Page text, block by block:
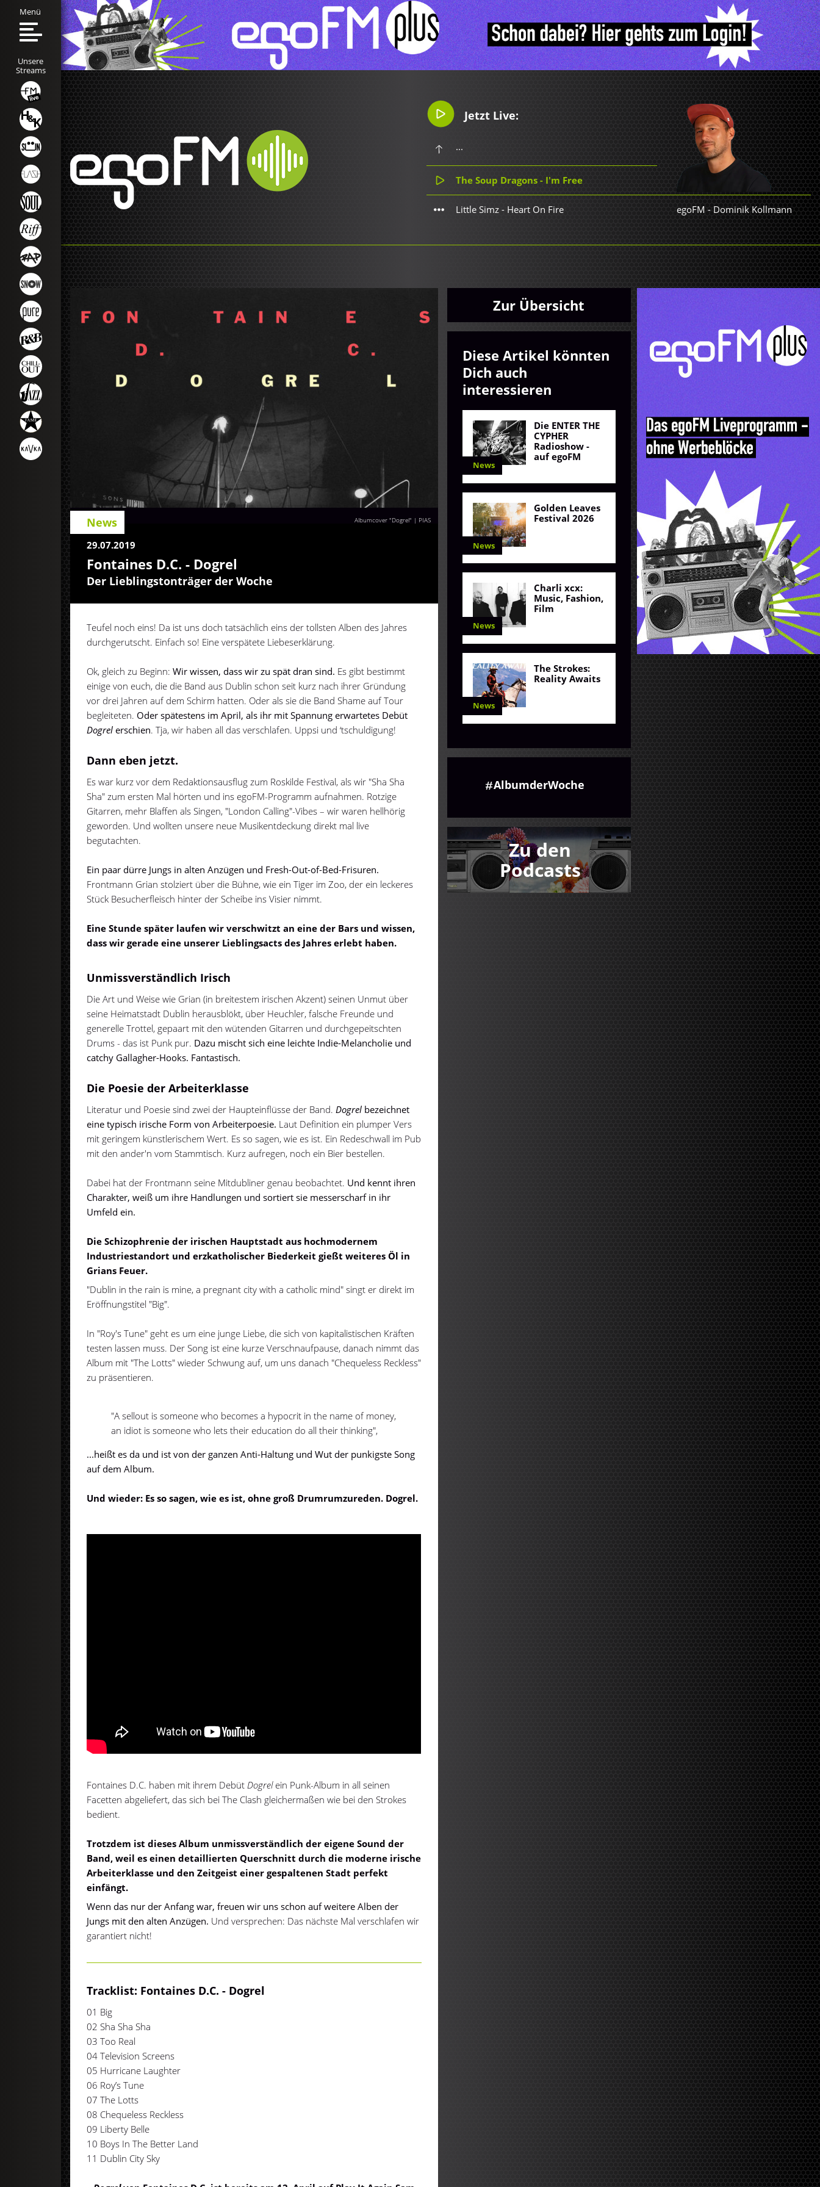
Jetzt Live:
...
The Soup Dragons - I'm Free
Little Simz - Heart On Fire egoFM - Dominik Kollmann
Menü
Unsere
Streams
Albumcover "Dogrel" | PIAS
News
29.07.2019
Fontaines D.C. - Dogrel
Der Lieblingstonträger der Woche
Teufel noch eins! Da ist uns doch tatsächlich eins der tollsten Alben des Jahres
durchgerutscht. Einfach so! Eine verspätete Liebeserklärung.
Ok, gleich zu Beginn:Wir wissen, dass wir zu spät dran sind. Es gibt bestimmt
einige von euch, die die Band aus Dublin schon seit kurz nach ihrer Gründung
vor drei Jahren auf dem Schirm hatten. Oder als sie die Band Shame auf Tour
begleiteten. Oder spätestens im April, als ihr mit Spannung erwartetes Debüt
Dogrel erschien. Tja, wir haben all das verschlafen. Uppsi und ‘tschuldigung!
Dann eben jetzt.
Es war kurz vor dem Redaktionsausflug zum Roskilde Festival, als wir "Sha Sha
Sha" zum ersten Mal hörten und ins egoFM-Programm aufnahmen. Rotzige
Gitarren, mehr Blaffen als Singen, "London Calling"-Vibes – wir waren hellhörig
geworden. Und wollten unsere neue Musikentdeckung direkt mal live
begutachten.
Ein paar dürre Jungs in alten Anzügen und Fresh-Out-of-Bed-Frisuren.
Frontmann Grian stolziert über die Bühne, wie ein Tiger im Zoo, der ein leckeres
Stück Besucherfleisch hinter der Scheibe ins Visier nimmt.
Eine Stunde später laufen wir verschwitzt an eine der Bars und wissen,
dass wir gerade eine unserer Lieblingsacts des Jahres erlebt haben.
Unmissverständlich Irisch
Die Art und Weise wie Grian (in breitestem irischen Akzent) seinen Unmut über
seine Heimatstadt Dublin herausblökt, über Heuchler, falsche Freunde und
generelle Trottel, gepaart mit den wütenden Gitarren und durchgepeitschten
Drums - das ist Punk pur. Dazu mischt sich eine leichte Indie-Melancholie und
catchy Gallagher-Hooks. Fantastisch.
Die Poesie der Arbeiterklasse
Literatur und Poesie sind zwei der Haupteinflüsse der Band. Dogrel bezeichnet
eine typisch irische Form von Arbeiterpoesie. Laut Definition ein plumper Vers
mit geringem künstlerischem Wert. Es so sagen, wie es ist. Ein Redeschwall im Pub
mit den ander'n vom Stammtisch. Kurz aufregen, noch ein Bier bestellen.
Dabei hat der Frontmann seine Mitdubliner genau beobachtet. Und kennt ihren
Charakter, weiß um ihre Handlungen und sortiert sie messerscharf in ihr
Umfeld ein.
DieSchizophrenie der irischen Hauptstadt aus hochmodernem
Industriestandort und erzkatholischer Biederkeit gießt weiteres Öl in
Grians Feuer.
"Dublin in the rain is mine, a pregnant city with a catholic mind" singt er direkt im
Eröffnungstitel "Big".
In "Roy's Tune" geht es um eine junge Liebe, die sich von kapitalistischen Kräften
testen lassen muss. Der Song ist eine kurze Verschnaufpause, danach nimmt das
Album mit "The Lotts" wieder Schwung auf, um uns danach "Chequeless Reckless"
zu präsentieren.
"A sellout is someone who becomes a hypocrit in the name of money,
an idiot is someone who lets their education do all their thinking",
...heißt es da und ist von der ganzen Anti-Haltung und Wut der punkigste Song
auf dem Album.
Und wieder: Es so sagen, wie es ist, ohne groß Drumrumzureden. Dogrel.
Fontaines D.C. haben mit ihrem Debüt Dogrelein Punk-Album in all seinen
Facetten abgeliefert, das sich bei The Clash gleichermaßen wie bei den Strokes
bedient.
Trotzdem ist dieses Album unmissverständlich der eigene Sound der
Band, weil es einen detaillierten Querschnitt durch die moderne irische
Arbeiterklasse und denZeitgeist einer gespaltenen Stadt perfekt
einfängt.
Wenn das nur der Anfang war, freuen wir uns schon auf weitere Alben der
Jungs mit den alten Anzügen. Und versprechen: Das nächste Mal verschlafen wir
garantiert nicht!
Tracklist: Fontaines D.C. - Dogrel
01 Big
02 Sha Sha Sha
03 Too Real
04 Television Screens
05 Hurricane Laughter
06 Roy’s Tune
07 The Lotts
08 Chequeless Reckless
09 Liberty Belle
10 Boys In The Better Land
11 Dublin City Sky
Zur Übersicht
Diese Artikel könnten
Dich auch
interessieren
News
Die ENTER THE
CYPHER
Radioshow -
auf egoFM
News
Golden Leaves
Festival 2026
News
Charli xcx:
Music, Fashion,
Film
News
The Strokes:
Reality Awaits
AlbumderWoche
Zu den
Podcasts